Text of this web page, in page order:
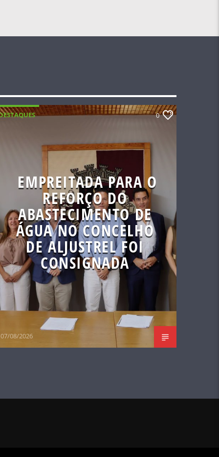
0
EMPREITADA PARA O
REFORÇO DO
ABASTECIMENTO DE
ÁGUA NO CONCELHO
DE ALJUSTREL FOI
CONSIGNADA
07/08/2026